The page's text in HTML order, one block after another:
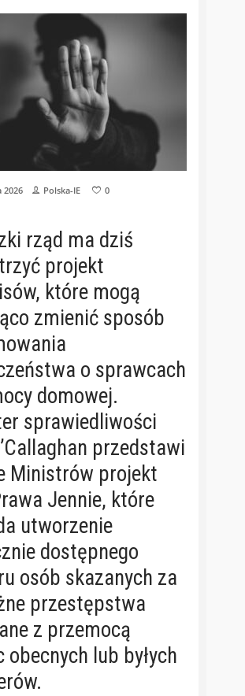
2026 Polska-IE 0
rząd ma dziś
projekt
które mogą
zmienić sposób
o sprawcach
domowej.
sprawiedliwości
przedstawi
Ministrów projekt
Jennie, które
utworzenie
dostępnego
osób skazanych za
przestępstwa
z przemocą
obecnych lub byłych